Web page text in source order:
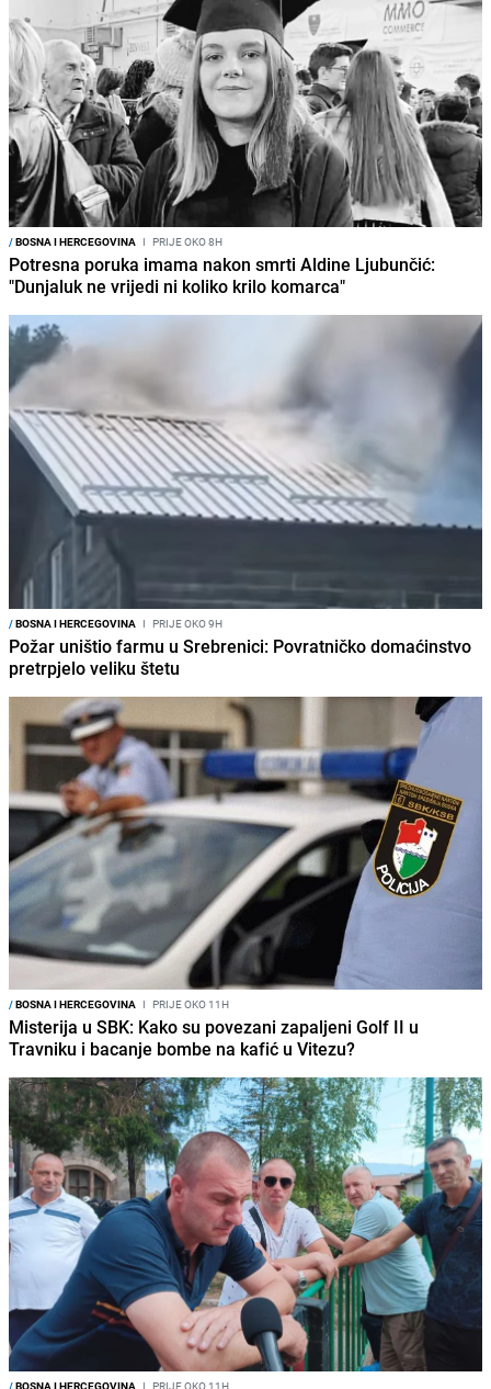
/BOSNA I HERCEGOVINA I PRIJE OKO 8H
Potresna poruka imama nakon smrti Aldine Ljubunčić:
"Dunjaluk ne vrijedi ni koliko krilo komarca"
/BOSNA I HERCEGOVINA I PRIJE OKO 9H
Požar uništio farmu u Srebrenici: Povratničko domaćinstvo
pretrpjelo veliku štetu
/BOSNA I HERCEGOVINA I PRIJE OKO 11H
Misterija u SBK: Kako su povezani zapaljeni Golf II u
Travniku i bacanje bombe na kafić u Vitezu?
/BOSNA I HERCEGOVINA I PRIJE OKO 11H